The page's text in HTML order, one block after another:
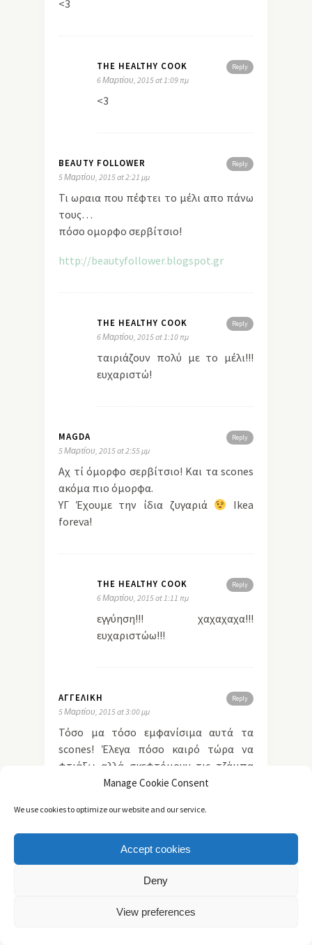
Manage Cookie Consent
We use cookies to optimize our website and our service.
Accept cookies
Deny
View preferences
<3
Reply
THE HEALTHY COOK
6 Μαρτίου, 2015 at 1:09 πμ
<3
Reply
BEAUTY FOLLOWER
5 Μαρτίου, 2015 at 2:21 μμ
Τι ωραια που πέφτει το μέλι απο πάνω
τους…
πόσο ομορφο σερβίτσιο!
http://beautyfollower.blogspot.gr
Reply
THE HEALTHY COOK
6 Μαρτίου, 2015 at 1:10 πμ
ταιριάζουν πολύ με το μέλι!!!
ευχαριστώ!
Reply
MAGDA
5 Μαρτίου, 2015 at 2:55 μμ
Αχ τί όμορφο σερβίτσιο! Και τα scones
ακόμα πιο όμορφα.
ΥΓ Έχουμε την ίδια ζυγαριά
Ikea
foreva!
Reply
THE HEALTHY COOK
6 Μαρτίου, 2015 at 1:11 πμ
εγγύηση!!! χαχαχαχα!!!
ευχαριστώω!!!
Reply
ΑΓΓΕΛΙΚΉ
5 Μαρτίου, 2015 at 3:00 μμ
Τόσο μα τόσο εμφανίσιμα αυτά τα
scones! Έλεγα πόσο καιρό τώρα να
φτιάξω αλλά σκεφτόμουν τις τζάμπα
έξτρα θερμίδες. Τώρα όμως όλα
Κυριακάτικο πρωινό => check!
Το σερβίτσιο, το μέλι που κυλάει πάνω
τους, η μπουκίτσα στο πιρούνι με
έκαναν να λαχταρώ την οθόνη